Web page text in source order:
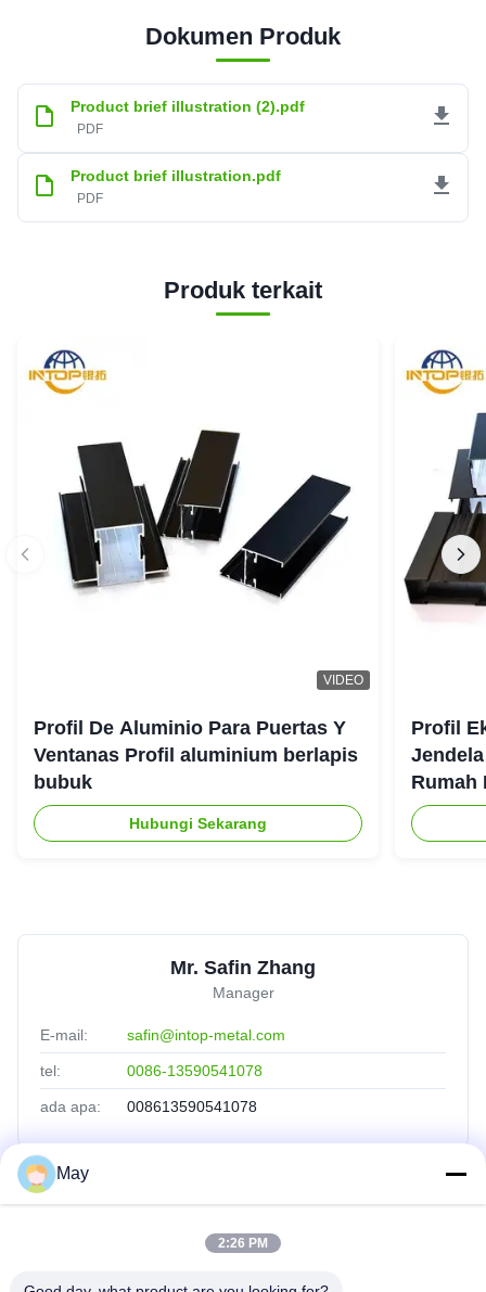
Dokumen Produk
Product brief illustration (2).pdf
PDF
Product brief illustration.pdf
PDF
Produk terkait
VIDEO
Profil De Aluminio Para Puertas Y
Ventanas Profil aluminium berlapis
bubuk
Hubungi Sekarang
Profil
Rumah
Mr. Safin Zhang
Manager
E-mail: safin@intop-metal.com
tel: 0086-13590541078
ada apa: 008613590541078
Tautan Cepat
Rumah
May
2:26 PM